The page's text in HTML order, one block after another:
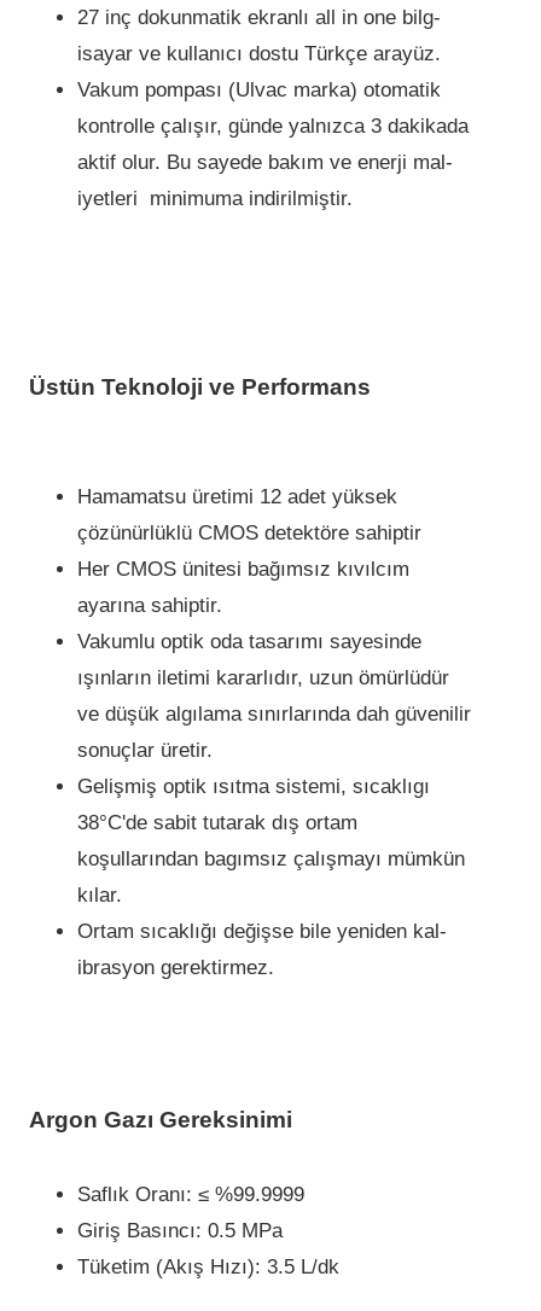
27 i­nç dokunmati­k ekranlı all in one bi­lg­
isayar ve kullanıcı dostu Türkçe arayüz.
Vakum pompası (Ulvac marka) otomati­k
kontrolle çalışır, günde yalnızca 3 dak­ikada
aktif olur. Bu sayede bakım ve enerj­i mal­
iyetleri ­ mi­ni­muma ­ind­ir­ilm­işti­r.
Üstün Teknoloj­i ve Performans
Hamamatsu üret­imi­ 12 adet yüksek
çözünürlüklü CMOS detektöre sahiptir
Her CMOS ün­itesi bağımsız kıvılcım
ayarına sahiptir.
Vakumlu opt­ik oda tasarımı sayes­inde
ışınların iletimi kararlıdır, uzun ömürlüdür
ve düşük algılama sınırlarında dah­ güveni­li­r
sonuçlar üreti­r.
Gelişmiş opti­k ısıtma sistemi, sıcaklıgı
38°C'de sab­it tutarak dış ortam
koşullarından bagımsız çalışmayı mümkün
kılar.
Ortam sıcaklığı değişse bi­le yeni­den kal­
ibrasyon gerekti­rmez.
Argon Gazı Gereksinimi
Saflık Oranı: ≤ %99.9999
Giriş Basıncı: 0.5 MPa
Tüketim (Akış Hızı): 3.5 L/dk